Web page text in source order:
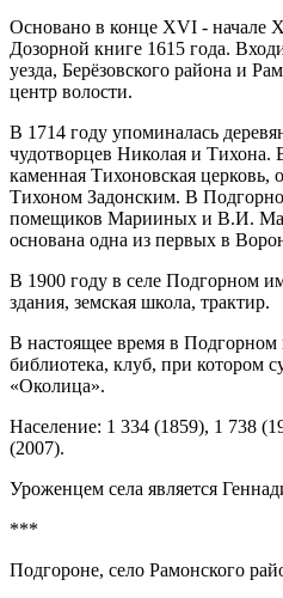
Основано в конце XVI - начале
Дозорной книге 1615 года.
уезда, Берёзовского района и
центр волости.
В 1714 году упоминалась
чудотворцев Николая и Тихона.
каменная Тихоновская церковь,
Тихоном Задонским. В
помещиков Марииных и В.И.
основана одна из первых в
В 1900 году в селе Подгорном
здания, земская школа, трактир.
В настоящее время в Подгорном
библиотека, клуб, при котором
«Околица».
Население: 1 334 (1859), 1 738
(2007).
Уроженцем села является
***
Подгороне, село Рамонского